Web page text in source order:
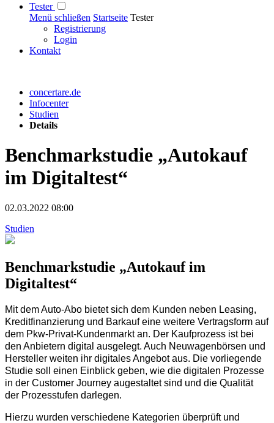
Tester
Menü schließen Startseite Tester
Registrierung
Login
Kontakt
concertare.de
Infocenter
Studien
Details
Benchmarkstudie „Autokauf
im Digitaltest“
02.03.2022 08:00
Studien
Benchmarkstudie „Autokauf im
Digitaltest“
Mit dem Auto-Abo bietet sich dem Kunden neben Leasing,
Kreditfinanzierung und Barkauf eine weitere Vertragsform auf
dem Pkw-Privat-Kundenmarkt an. Der Kaufprozess ist bei
den Anbietern digital ausgelegt. Auch Neuwagenbörsen und
Hersteller weiten ihr digitales Angebot aus. Die vorliegende
Studie soll einen Einblick geben, wie die digitalen Prozesse
in der Customer Journey augestaltet sind und die Qualität
der Prozesstufen darlegen.
Hierzu wurden verschiedene Kategorien überprüft und